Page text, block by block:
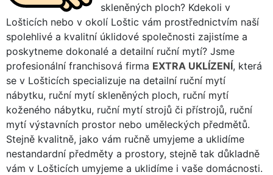
skleněných ploch? Kdekoli v
Lošticích nebo v okolí Loštic vám prostřednictvím naší
spolehlivé a kvalitní úklidové společnosti zajistíme a
poskytneme dokonalé a detailní ruční mytí? Jsme
profesionální franchisová firma EXTRA UKLÍZENÍ, která
se v Lošticích specializuje na detailní ruční mytí
nábytku, ruční mytí skleněných ploch, ruční mytí
koženého nábytku, ruční mytí strojů či přístrojů, ruční
mytí výstavních prostor nebo uměleckých předmětů.
Stejně kvalitně, jako vám ručně umyjeme a uklidíme
nestandardní předměty a prostory, stejně tak důkladně
vám v Lošticích umyjeme a uklidíme i vaše domácnosti.